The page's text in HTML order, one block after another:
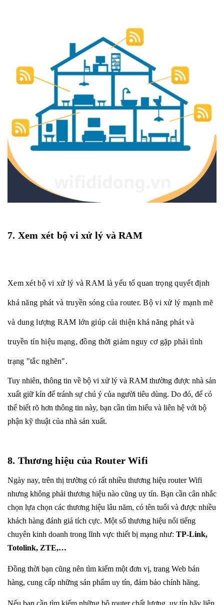
7. Xem xét bộ vi xử lý và RAM
Xem xét bộ vi xử lý và RAM là yếu tố quan trọng quyết định
khả năng phát và truyền sóng của router. Bộ vi xử lý mạnh mẽ
và dung lượng RAM lớn giúp cải thiện khả năng phát và
truyền tín hiệu mạng, đồng thời giảm nguy cơ gặp phải tình
trạng "tắc nghẽn".
Tuy nhiên, thông tin về bộ vi xử lý và RAM thường được nhà sản
xuất giữ kín để tránh sự chú ý của người tiêu dùng. Do đó, để có
thể biết rõ hơn thông tin này, bạn cần tìm hiểu và liên hệ với bộ
phận kỹ thuật của nhà sản xuất.
8. Thương hiệu của Router Wifi
Ngày nay, trên thị trường có rất nhiều thương hiệu router Wifi
nhưng không phải thương hiệu nào cũng uy tín. Bạn cần cân nhắc
chọn lựa chọn các thương hiệu lâu năm, có tên tuổi và được nhiều
khách hàng đánh giá tích cực. Một số thương hiệu nổi tiếng
chuyên kinh doanh trong lĩnh vực thiết bị mạng như: TP-Link,
Totolink, ZTE,…
Đồng thời bạn cũng nên tìm kiếm một đơn vị, trang Web bán
hàng, cung cấp những sản phẩm uy tín, đảm bảo chính hãng.
Nếu bạn cần tìm kiếm những bộ router chất lượng, uy tín hãy liên